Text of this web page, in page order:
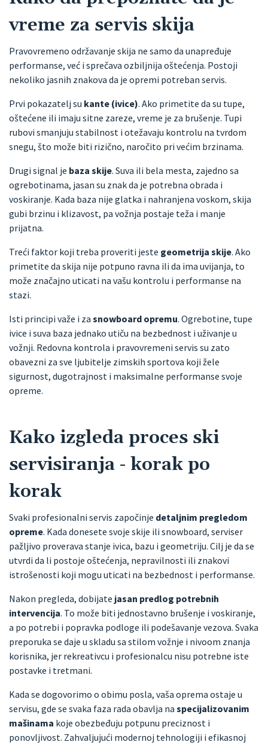
vreme za servis skija
Pravovremeno održavanje skija ne samo da unapređuje
performanse, već i sprečava ozbiljnija oštećenja. Postoji
nekoliko jasnih znakova da je opremi potreban servis.
Prvi pokazatelj su kante (ivice). Ako primetite da su tupe,
oštećene ili imaju sitne zareze, vreme je za brušenje. Tupi
rubovi smanjuju stabilnost i otežavaju kontrolu na tvrdom
snegu, što može biti rizično, naročito pri većim brzinama.
Drugi signal je baza skije. Suva ili bela mesta, zajedno sa
ogrebotinama, jasan su znak da je potrebna obrada i
voskiranje. Kada baza nije glatka i nahranjena voskom, skija
gubi brzinu i klizavost, pa vožnja postaje teža i manje
prijatna.
Treći faktor koji treba proveriti jeste geometrija skije. Ako
primetite da skija nije potpuno ravna ili da ima uvijanja, to
može značajno uticati na vašu kontrolu i performanse na
stazi.
Isti principi važe i za snowboard opremu. Ogrebotine, tupe
ivice i suva baza jednako utiču na bezbednost i uživanje u
vožnji. Redovna kontrola i pravovremeni servis su zato
obavezni za sve ljubitelje zimskih sportova koji žele
sigurnost, dugotrajnost i maksimalne performanse svoje
opreme.
Kako izgleda proces ski
servisiranja - korak po
korak
Svaki profesionalni servis započinje detaljnim pregledom
opreme. Kada donesete svoje skije ili snowboard, serviser
pažljivo proverava stanje ivica, bazu i geometriju. Cilj je da se
utvrdi da li postoje oštećenja, nepravilnosti ili znakovi
istrošenosti koji mogu uticati na bezbednost i performanse.
Nakon pregleda, dobijate jasan predlog potrebnih
intervencija. To može biti jednostavno brušenje i voskiranje,
a po potrebi i popravka podloge ili podešavanje vezova. Svaka
preporuka se daje u skladu sa stilom vožnje i nivoom znanja
korisnika, jer rekreativcu i profesionalcu nisu potrebne iste
postavke i tretmani.
Kada se dogovorimo o obimu posla, vaša oprema ostaje u
servisu, gde se svaka faza rada obavlja na specijalizovanim
mašinama koje obezbeđuju potpunu preciznost i
ponovljivost. Zahvaljujući modernoj tehnologiji i efikasnoj